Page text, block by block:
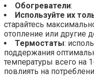
Обогреватели:
Используйте их
старайтесь
отопление или другие
Термостаты:
поддержания
температуры всего на
повлиять на